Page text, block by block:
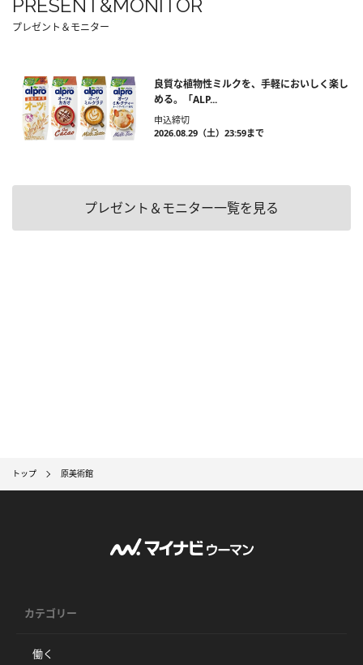
PRESENT&MONITOR
プレゼント＆モニター
良質な植物性ミルクを、手軽においしく楽し
める。「ALP...
申込締切
2026.08.29（土）23:59まで
プレゼント＆モニター一覧を見る
トップ 原美術館
カテゴリー
働く